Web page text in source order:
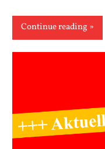
Continue reading